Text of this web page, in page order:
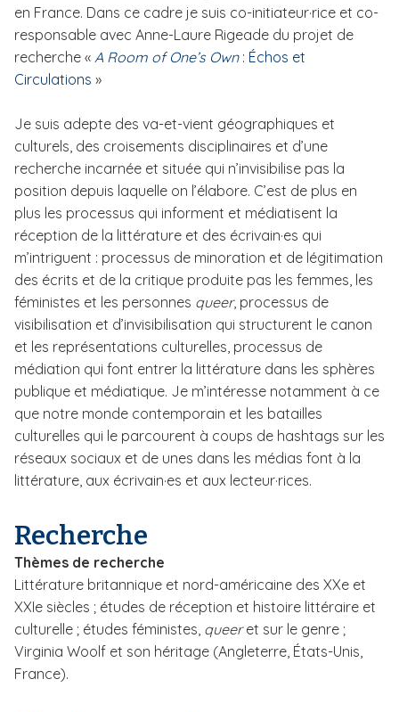
en France. Dans ce cadre je suis co-initiateur·rice et co-
responsable avec Anne-Laure Rigeade du projet de
recherche « A Room of One’s Own: Échos et
Circulations »
Je suis adepte des va-et-vient géographiques et
culturels, des croisements disciplinaires et d’une
recherche incarnée et située qui n’invisibilise pas la
position depuis laquelle on l’élabore. C’est de plus en
plus les processus qui informent et médiatisent la
réception de la littérature et des écrivain·es qui
m’intriguent : processus de minoration et de légitimation
des écrits et de la critique produite pas les femmes, les
féministes et les personnes queer, processus de
visibilisation et d’invisibilisation qui structurent le canon
et les représentations culturelles, processus de
médiation qui font entrer la littérature dans les sphères
publique et médiatique. Je m’intéresse notamment à ce
que notre monde contemporain et les batailles
culturelles qui le parcourent à coups de hashtags sur les
réseaux sociaux et de unes dans les médias font à la
littérature, aux écrivain·es et aux lecteur·rices.
Recherche
Thèmes de recherche
Littérature britannique et nord-américaine des XXe et
XXIe siècles ; études de réception et histoire littéraire et
culturelle ; études féministes, queeret sur le genre ;
Virginia Woolf et son héritage (Angleterre, États-Unis,
France).